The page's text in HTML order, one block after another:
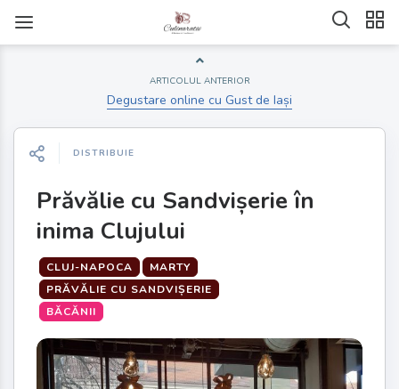
ARTICOLUL ANTERIOR
Degustare online cu Gust de Iași
DISTRIBUIE
Prăvălie cu Sandvișerie în
inima Clujului
CLUJ-NAPOCA
MARTY
PRĂVĂLIE CU SANDVIȘERIE
BĂCĂNII